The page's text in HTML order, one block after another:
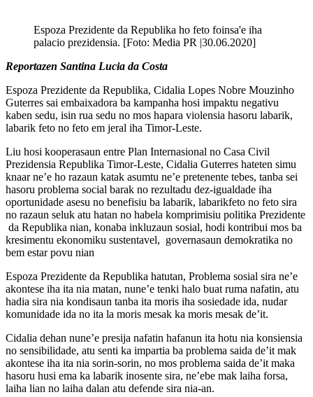
Espoza Prezidente da Republika ho feto foinsa'e iha
palacio prezidensia. [Foto: Media PR |30.06.2020]
Reportazen Santina Lucia da Costa
Espoza Prezidente da Republika, Cidalia Lopes Nobre Mouzinho
Guterres sai embaixadora ba kampanha hosi impaktu negativu
kaben sedu, isin rua sedu no mos hapara violensia hasoru labarik,
labarik feto no feto em jeral iha Timor-Leste.
Liu hosi kooperasaun entre Plan Internasional no Casa Civil
Prezidensia Republika Timor-Leste, Cidalia Guterres hateten simu
knaar ne’e ho razaun katak asumtu ne’e pretenente tebes, tanba sei
hasoru problema social barak no rezultadu dez-igualdade iha
oportunidade asesu no benefisiu ba labarik, labarikfeto no feto sira
no razaun seluk atu hatan no habela komprimisiu politika Prezidente
da Republika nian, konaba inkluzaun sosial, hodi kontribui mos ba
kresimentu ekonomiku sustentavel, governasaun demokratika no
bem estar povu nian
Espoza Prezidente da Republika hatutan, Problema sosial sira ne’e
akontese iha ita nia matan, nune’e tenki halo buat ruma nafatin, atu
hadia sira nia kondisaun tanba ita moris iha sosiedade ida, nudar
komunidade ida no ita la moris mesak ka moris mesak de’it.
Cidalia dehan nune’e presija nafatin hafanun ita hotu nia konsiensia
no sensibilidade, atu senti ka impartia ba problema saida de’it mak
akontese iha ita nia sorin-sorin, no mos problema saida de’it maka
hasoru husi ema ka labarik inosente sira, ne’ebe mak laiha forsa,
laiha lian no laiha dalan atu defende sira nia-an.